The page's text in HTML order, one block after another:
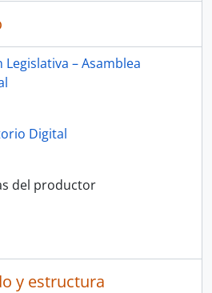
Legislativa – Asamblea
Digital
del productor
y estructura